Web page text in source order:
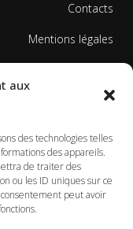
aux
des technologies telles
des appareils.
de traiter des
ou les ID uniques sur ce
peut avoir
Contacts
Mentions légales
2017